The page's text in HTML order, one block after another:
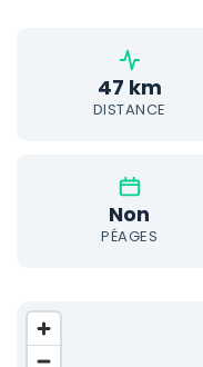
47 km
DISTANCE
Non
PÉAGES